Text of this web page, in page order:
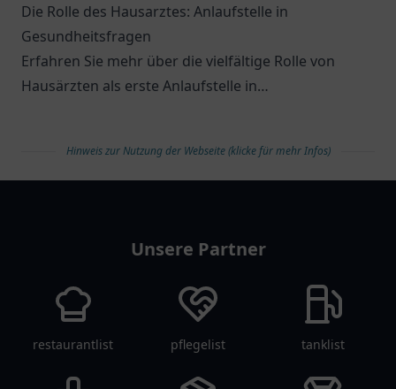
Die Rolle des Hausarztes: Anlaufstelle in
Gesundheitsfragen
Erfahren Sie mehr über die vielfältige Rolle von
Hausärzten als erste Anlaufstelle in
Hinweis zur Nutzung der Webseite (klicke für mehr Infos)
Unsere Partner
restaurantlist pflegelist tanklist